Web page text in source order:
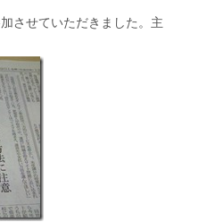
させていただきました。主